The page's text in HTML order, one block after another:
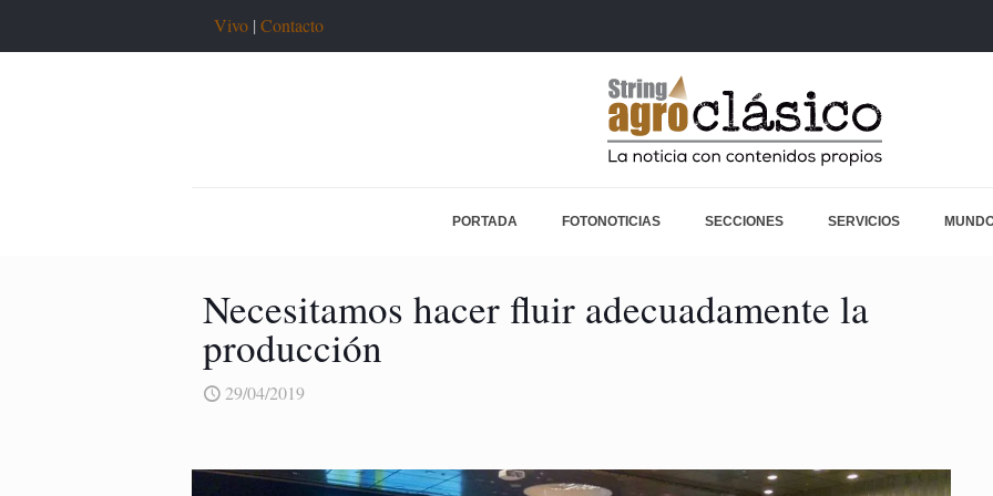
Vivo | Contacto
PORTADA FOTONOTICIAS SECCIONES SERVICIOS
Necesitamos hacer fluir adecuadamente la
producción
29/04/2019